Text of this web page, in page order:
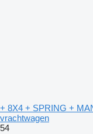
+ 8X4 + SPRING +
vrachtwagen
54